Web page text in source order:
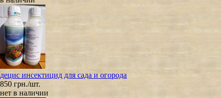
децис инсектицид для сада и огорода
850 грн./шт.
нет в наличии